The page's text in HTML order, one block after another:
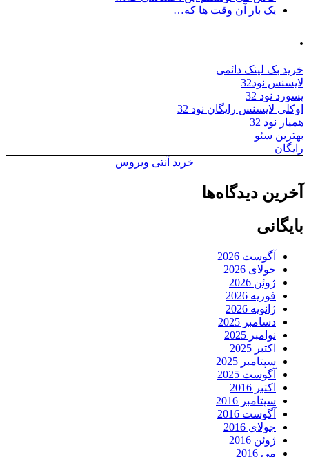
یک بار آن وقت ها که…
.
خرید بک لینک دائمی
لایسنس نود32
پسورد نود 32
اوکلی لایسنس رایگان نود 32
همیار نود 32
بهترین سئو
رایگان
خرید آنتی ویروس
آخرین دیدگاه‌ها
بایگانی
آگوست 2026
جولای 2026
ژوئن 2026
فوریه 2026
ژانویه 2026
دسامبر 2025
نوامبر 2025
اکتبر 2025
سپتامبر 2025
آگوست 2025
اکتبر 2016
سپتامبر 2016
آگوست 2016
جولای 2016
ژوئن 2016
می 2016